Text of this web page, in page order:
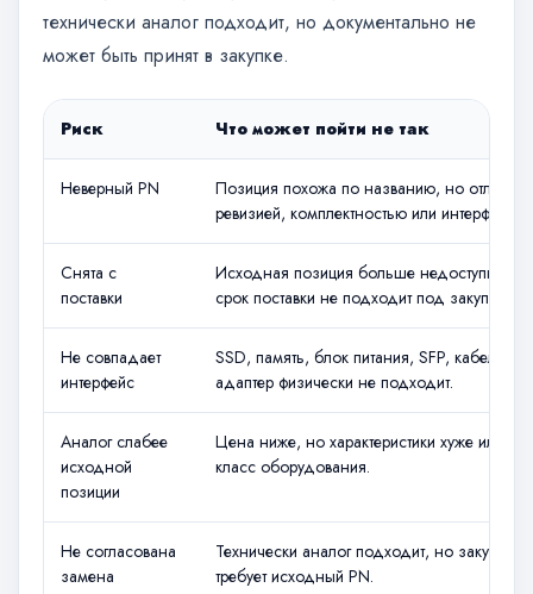
технически аналог подходит, но документально не
может быть принят в закупке.
Риск Что может пойти не так
Неверный PN
Позиция похожа по названию, но
ревизией, комплектностью или
Снята с
поставки
Исходная позиция больше недоступна или
срок поставки не подходит под закупку.
Не совпадает
интерфейс
SSD, память, блок питания, SFP, кабель или
адаптер физически не подходит.
Аналог слабее
исходной
позиции
Цена ниже, но характеристики хуже или
класс оборудования.
Не согласована
замена
Технически аналог подходит, но закупка
требует исходный PN.